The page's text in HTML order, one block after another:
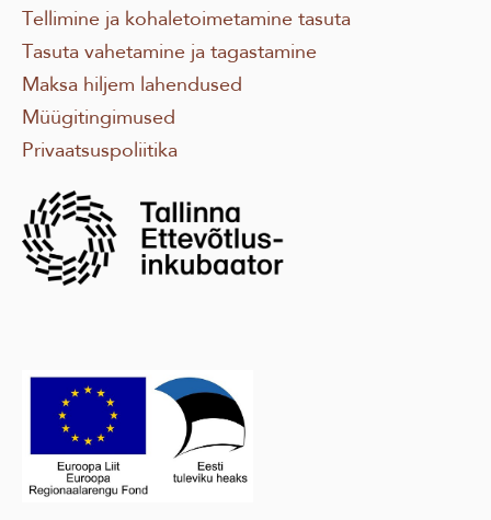
Tellimine ja kohaletoimetamine tasuta
Tasuta vahetamine ja tagastamine
Maksa hiljem lahendused
Müügitingimused
Privaatsuspoliitika